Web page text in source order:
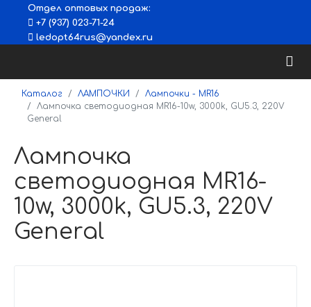
Отдел оптовых продаж:
+7 (937) 023-71-24
ledopt64rus@yandex.ru
Каталог ЛАМПОЧКИ
Лампочки - MR16
Лампочка светодиодная MR16-10w, 3000k, GU5.3, 220V
General
Лампочка
светодиодная MR16-
10w, 3000k, GU5.3, 220V
General